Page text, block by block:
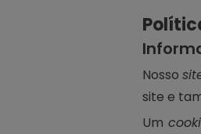
Nosso
site e
Um